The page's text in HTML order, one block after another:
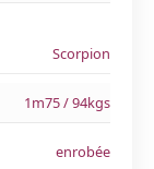
Scorpion
1m75 / 94kgs
enrobée